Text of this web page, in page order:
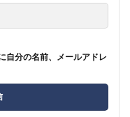
自分の名前、メールアドレ